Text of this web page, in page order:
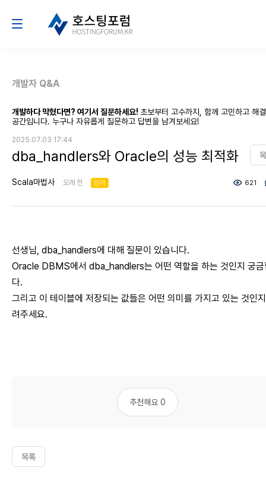
개발자 Q&A
개발하다 막혔다면? 여기서 질문하세요! 초보부터 고수까지, 함께 고민하고 해
공간입니다. 누구나 자유롭게 질문하고 답변을 남겨보세요!
2025.07.03 17:44
dba_handlers와 Oracle의 성능 최적화
Scala마법사 오래 전 인기 621
선생님, dba_handlers에 대해 질문이 있습니다.
Oracle DBMS에서 dba_handlers는 어떤 역할을 하는 것인지 궁금
다.
그리고 이 테이블에 저장되는 값들은 어떤 의미를 가지고 있는 것인
려주세요.
추천해요 0
목록